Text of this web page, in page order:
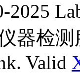
2025
器检
Valid